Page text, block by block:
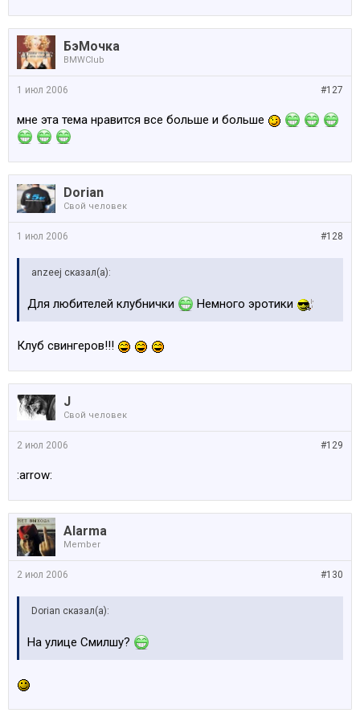
БэМочка
BMWClub
#127
1 июл 2006
мне эта тема нравится все больше и больше
Dorian
Свой человек
#128
1 июл 2006
anzeej сказал(а):
Для любителей клубнички Немного эротики
Клуб свингеров!!!
J
Свой человек
#129
2 июл 2006
:arrow:
Alarma
Member
#130
2 июл 2006
Dorian сказал(а):
На улице Смилшу?